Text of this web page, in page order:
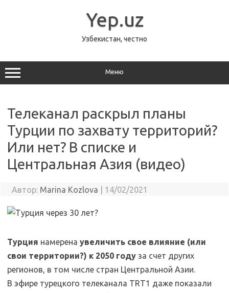
Yep.uz
Узбекистан, честно
Меню
Телеканал раскрыл планы
Турции по захвату территорий?
Или нет? В списке и
Центральная Азия (видео)
Автор: Marina Kozlova 14/02/2021
Турция намерена увеличить свое влияние (или
свои территории?) к 2050 году за счет других
регионов, в том числе стран Центральной Азии.
В эфире турецкого телеканала TRT1 даже показали